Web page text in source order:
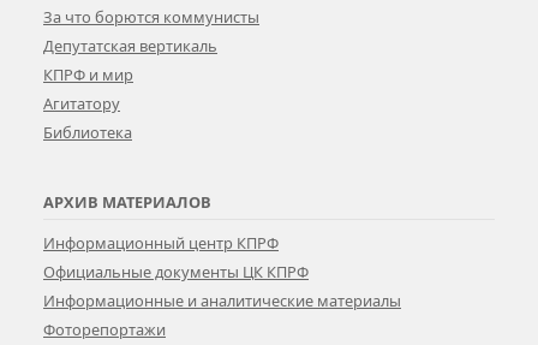
За что борются коммунисты
Депутатская вертикаль
КПРФ и мир
Агитатору
Библиотека
АРХИВ МАТЕРИАЛОВ
Информационный центр КПРФ
Официальные документы ЦК КПРФ
Информационные и аналитические материалы
Фоторепортажи